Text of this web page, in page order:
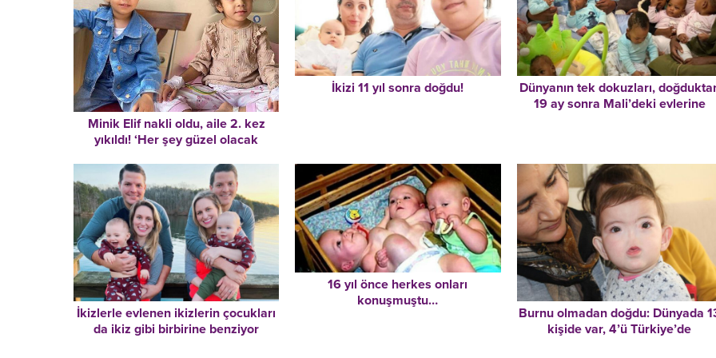
Minik Elif nakli oldu, aile 2. kez
yıkıldı! ‘Her şey güzel olacak
İkizi 11 yıl sonra doğdu!
Dünyanın tek dokuzları,
19 ay sonra Mali’deki evlerine
İkizlerle evlenen ikizlerin çocukları
da ikiz gibi birbirine benziyor
16 yıl önce herkes onları
konuşmuştu…
Burnu olmadan doğdu: Dünyada
kişide var, 4’ü Türkiye’de